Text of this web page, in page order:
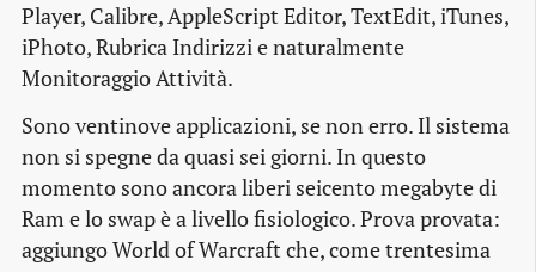
Player, Calibre, AppleScript Editor, TextEdit, iTunes,
iPhoto, Rubrica Indirizzi e naturalmente
Monitoraggio Attività.
Sono ventinove applicazioni, se non erro. Il sistema
non si spegne da quasi sei giorni. In questo
momento sono ancora liberi seicento megabyte di
Ram e lo swapè a livello fisiologico. Prova provata:
aggiungo World of Warcraft che, come trentesima